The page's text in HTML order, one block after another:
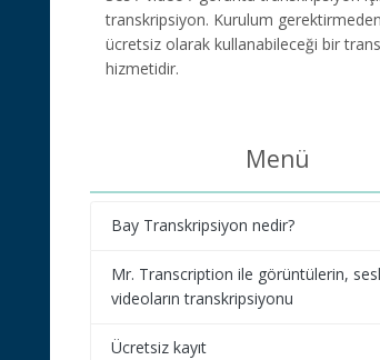
transkripsiyon. Kurulum
ücretsiz olarak kullanabileceği bir
hizmetidir.
Menü
Bay Transkripsiyon nedir?
Mr. Transcription ile görüntülerin,
videoların transkripsiyonu
Ücretsiz kayıt